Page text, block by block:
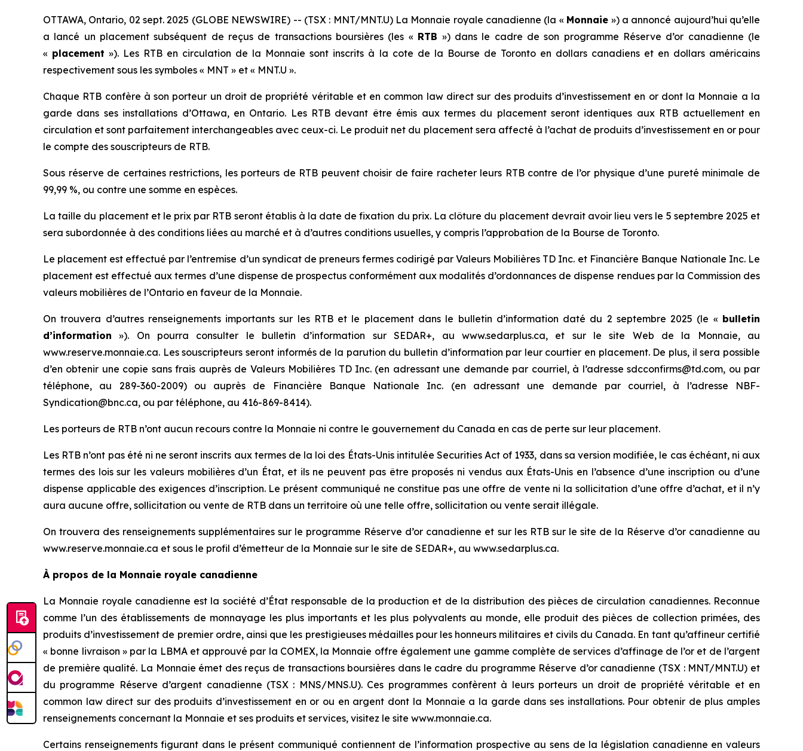
OTTAWA, Ontario, 02 sept. 2025 (GLOBE NEWSWIRE) -- (TSX : MNT/MNT.U) La Monnaie royale canadienne (la « Monnaie ») a annoncé aujourd’hui qu’elle
a lancé un placement subséquent de reçus de transactions boursières (les « RTB ») dans le cadre de son programme Réserve d’or canadienne (le
« placement »). Les RTB en circulation de la Monnaie sont inscrits à la cote de la Bourse de Toronto en dollars canadiens et en dollars américains
respectivement sous les symboles « MNT » et « MNT.U ».
Chaque RTB confère à son porteur un droit de propriété véritable et en common law direct sur des produits d’investissement en or dont la Monnaie a la
garde dans ses installations d’Ottawa, en Ontario. Les RTB devant être émis aux termes du placement seront identiques aux RTB actuellement en
circulation et sont parfaitement interchangeables avec ceux-ci. Le produit net du placement sera affecté à l’achat de produits d’investissement en or pour
le compte des souscripteurs de RTB.
Sous réserve de certaines restrictions, les porteurs de RTB peuvent choisir de faire racheter leurs RTB contre de l’or physique d’une pureté minimale de
99,99 %, ou contre une somme en espèces.
La taille du placement et le prix par RTB seront établis à la date de fixation du prix. La clôture du placement devrait avoir lieu vers le 5 septembre 2025 et
sera subordonnée à des conditions liées au marché et à d’autres conditions usuelles, y compris l’approbation de la Bourse de Toronto.
Le placement est effectué par l’entremise d’un syndicat de preneurs fermes codirigé par Valeurs Mobilières TD Inc. et Financière Banque Nationale Inc. Le
placement est effectué aux termes d’une dispense de prospectus conformément aux modalités d’ordonnances de dispense rendues par la Commission des
valeurs mobilières de l’Ontario en faveur de la Monnaie.
On trouvera d’autres renseignements importants sur les RTB et le placement dans le bulletin d’information daté du 2 septembre 2025 (le « bulletin
d’information »). On pourra consulter le bulletin d’information sur SEDAR+, au www.sedarplus.ca, et sur le site Web de la Monnaie, au
www.reserve.monnaie.ca. Les souscripteurs seront informés de la parution du bulletin d’information par leur courtier en placement. De plus, il sera possible
d’en obtenir une copie sans frais auprès de Valeurs Mobilières TD Inc. (en adressant une demande par courriel, à l’adresse sdcconfirms@td.com, ou par
téléphone, au 289-360-2009) ou auprès de Financière Banque Nationale Inc. (en adressant une demande par courriel, à l’adresse NBF-
Syndication@bnc.ca, ou par téléphone, au 416-869-8414).
Les porteurs de RTB n’ont aucun recours contre la Monnaie ni contre le gouvernement du Canada en cas de perte sur leur placement.
Les RTB n’ont pas été ni ne seront inscrits aux termes de la loi des États-Unis intitulée Securities Act of 1933, dans sa version modifiée, le cas échéant, ni aux
termes des lois sur les valeurs mobilières d’un État, et ils ne peuvent pas être proposés ni vendus aux États-Unis en l’absence d’une inscription ou d’une
dispense applicable des exigences d’inscription. Le présent communiqué ne constitue pas une offre de vente ni la sollicitation d’une offre d’achat, et il n’y
aura aucune offre, sollicitation ou vente de RTB dans un territoire où une telle offre, sollicitation ou vente serait illégale.
On trouvera des renseignements supplémentaires sur le programme Réserve d’or canadienne et sur les RTB sur le site de la Réserve d’or canadienne au
www.reserve.monnaie.ca et sous le profil d’émetteur de la Monnaie sur le site de SEDAR+, au www.sedarplus.ca.
À propos de la Monnaie royale canadienne
La Monnaie royale canadienne est la société d’État responsable de la production et de la distribution des pièces de circulation canadiennes. Reconnue
comme l’un des établissements de monnayage les plus importants et les plus polyvalents au monde, elle produit des pièces de collection primées, des
produits d’investissement de premier ordre, ainsi que les prestigieuses médailles pour les honneurs militaires et civils du Canada. En tant qu’affineur certifié
« bonne livraison » par la LBMA et approuvé par la COMEX, la Monnaie offre également une gamme complète de services d’affinage de l’or et de l’argent
de première qualité. La Monnaie émet des reçus de transactions boursières dans le cadre du programme Réserve d’or canadienne (TSX : MNT/MNT.U) et
du programme Réserve d’argent canadienne (TSX : MNS/MNS.U). Ces programmes confèrent à leurs porteurs un droit de propriété véritable et en
common law direct sur des produits d’investissement en or ou en argent dont la Monnaie a la garde dans ses installations. Pour obtenir de plus amples
renseignements concernant la Monnaie et ses produits et services, visitez le site www.monnaie.ca.
Certains renseignements figurant dans le présent communiqué contiennent de l’information prospective au sens de la législation canadienne en valeurs